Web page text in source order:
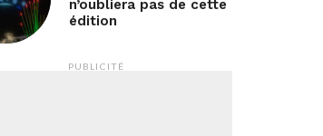
n’oubliera pas de cette
édition
PUBLICITÉ